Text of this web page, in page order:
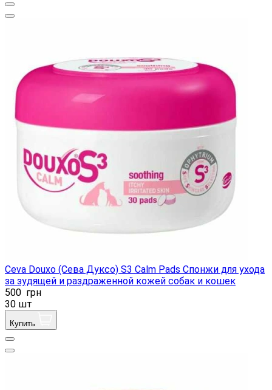
Ceva Douxo (Сева Дуксо) S3 Calm Pads Спонжи для ухода
за зудящей и раздраженной кожей собак и кошек
500 грн
30 шт
Купить